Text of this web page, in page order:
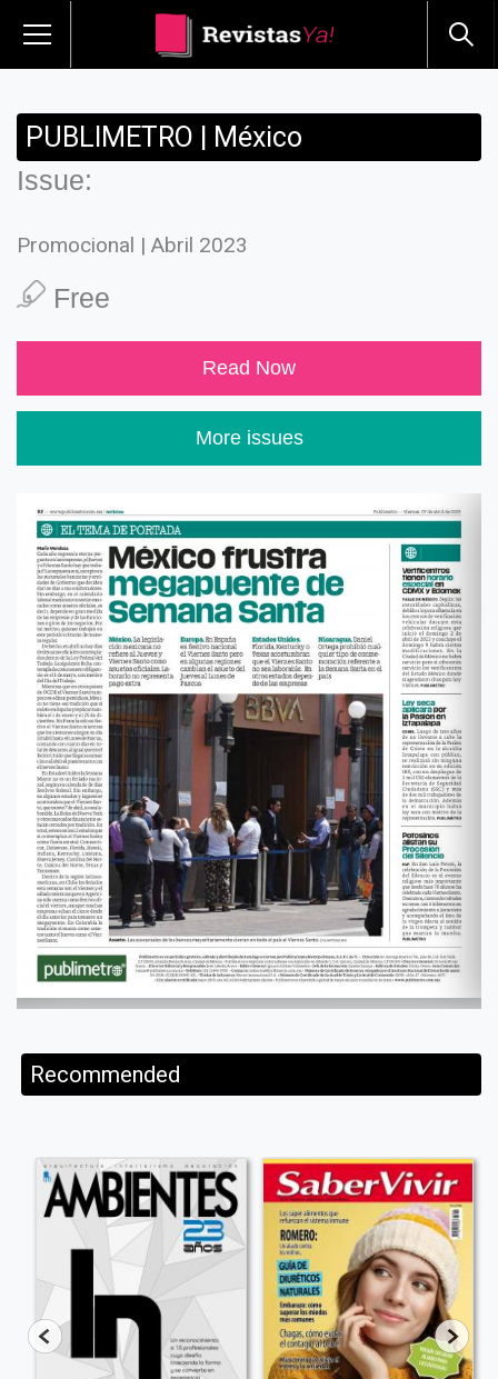
PUBLIMETRO | México
Issue:
Promocional | Abril 2023
Free
Read Now
More issues
Recommended